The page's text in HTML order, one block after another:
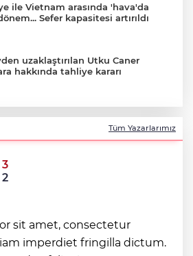
ile Vietnam arasında 'hava'da
Sefer kapasitesi artırıldı
uzaklaştırılan Utku Caner
hakkında tahliye kararı
başlıyor
kaçak avın failleri tespit
5 yaban keçisi için ceza uygulandı
yeni sezona hırslı başladı
Tüm Yazarlarımız
sit amet, consectetur
imperdiet fringilla dictum.